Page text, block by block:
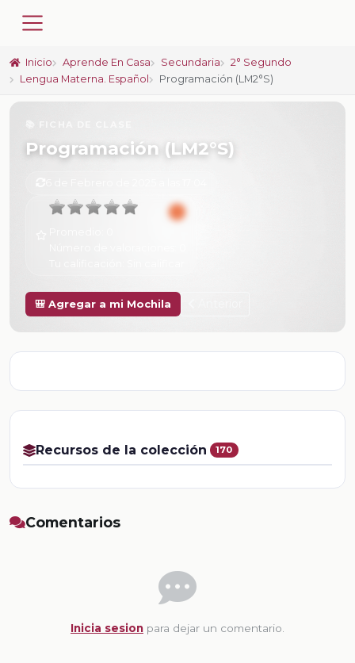
Inicio Aprende En Casa Secundaria
2° Segundo
Lengua Materna. Español
Programación (LM2°S)
Programación (LM2°S)
🎒 Agregar a mi Mochila
Recursos de la colección 170
Comentarios
Inicia sesion para dejar un comentario.